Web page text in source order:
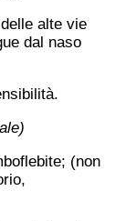
alte vie
dal naso
(non